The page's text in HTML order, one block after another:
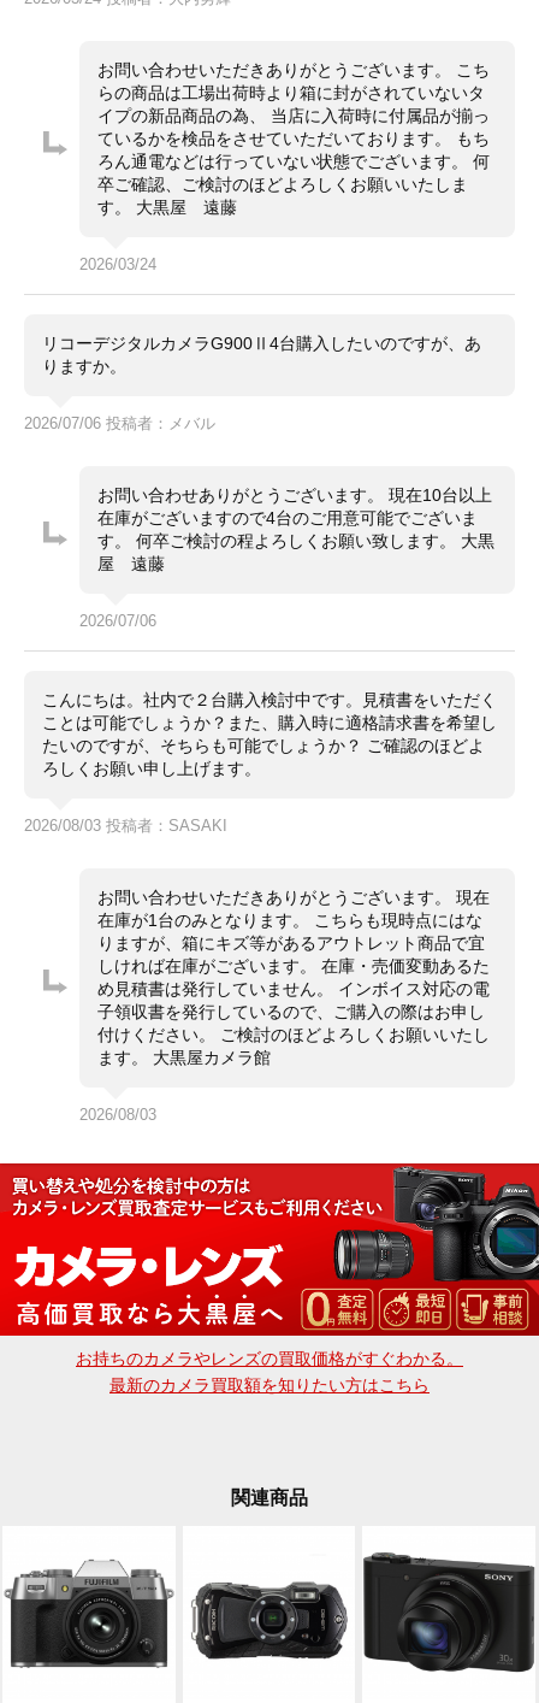
お問い合わせいただきありがとうございます。 こち
らの商品は工場出荷時より箱に封がされていないタ
イプの新品商品の為、 当店に入荷時に付属品が揃っ
ているかを検品をさせていただいております。 もち
ろん通電などは行っていない状態でございます。 何
卒ご確認、ご検討のほどよろしくお願いいたしま
す。 大黒屋 遠藤
2026/03/24
リコーデジタルカメラG900Ⅱ4台購入したいのですが、あ
りますか。
2026/07/06 投稿者：メバル
お問い合わせありがとうございます。 現在10台以上
在庫がございますので4台のご用意可能でございま
す。 何卒ご検討の程よろしくお願い致します。 大黒
屋 遠藤
2026/07/06
こんにちは。社内で２台購入検討中です。見積書をいただく
ことは可能でしょうか？また、購入時に適格請求書を希望し
たいのですが、そちらも可能でしょうか？ ご確認のほどよ
ろしくお願い申し上げます。
2026/08/03 投稿者：SASAKI
お問い合わせいただきありがとうございます。 現在
在庫が1台のみとなります。 こちらも現時点にはな
りますが、箱にキズ等があるアウトレット商品で宜
しければ在庫がございます。 在庫・売価変動あるた
め見積書は発行していません。 インボイス対応の電
子領収書を発行しているので、ご購入の際はお申し
付けください。 ご検討のほどよろしくお願いいたし
ます。 大黒屋カメラ館
2026/08/03
お持ちのカメラやレンズの買取価格がすぐわかる。
最新のカメラ買取額を知りたい方はこちら
関連商品